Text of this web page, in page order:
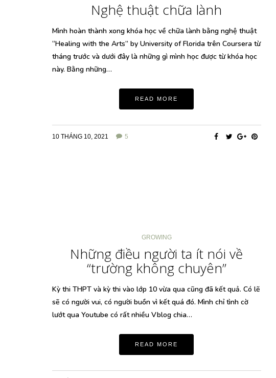
Nghệ thuật chữa lành
Mình hoàn thành xong khóa học về chữa lành bằng nghệ thuật
“Healing with the Arts” by University of Florida trên Coursera từ
tháng trước và dưới đây là những gì mình học được từ khóa học
này. Bằng những…
READ MORE
10 THÁNG 10, 2021 5
GROWING
Những điều người ta ít nói về
“trường không chuyên”
Kỳ thi THPT và kỳ thi vào lớp 10 vừa qua cũng đã kết quả. Có lẽ
sẽ có người vui, có người buồn vì kết quá đó. Mình chỉ tình cờ
lướt qua Youtube có rất nhiều Vblog chia…
READ MORE